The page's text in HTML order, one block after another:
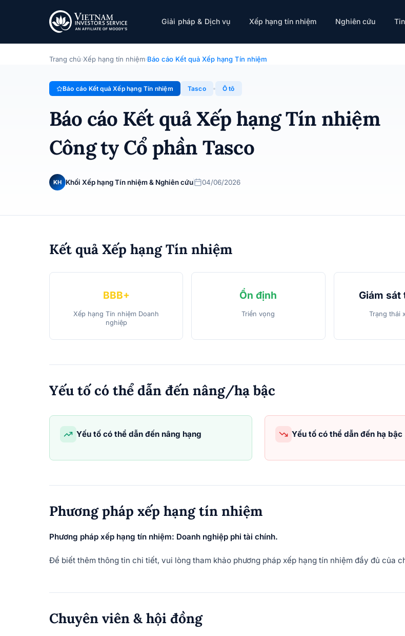
Giải pháp & Dịch vụ Xếp hạng tín nhiệm Nghiên cứu
Tasco
Báo cáo Kết quả Xếp hạng Tín nhiệm · Công ty Cổ phần Tasco · 04/06/2026
Trang chủ›Xếp hạng tín nhiệm›Báo cáo Kết quả Xếp hạng Tín nhiệm
Báo cáo Kết quả Xếp hạng Tín nhiệm Tasco Ô tô
Báo cáo Kết quả Xếp hạng Tín nhiệm
Công ty Cổ phần Tasco
KH Khối Xếp hạng Tín nhiệm & Nghiên cứu 04/06/2026
Kết quả Xếp hạng Tín nhiệm
BBB+
Xếp hạng Tín nhiệm Doanh
nghiệp
Ổn định
Triển vọng
Giám sát
Trạng thái
Yếu tố có thể dẫn đến nâng/hạ bậc
Yếu tố có thể dẫn đến nâng hạng Yếu tố có thể dẫn đến hạ bậc
Phương pháp xếp hạng tín nhiệm
Phương pháp xếp hạng tín nhiệm: Doanh nghiệp phi tài chính.
Để biết thêm thông tin chi tiết, vui lòng tham khảo phương pháp xếp hạng tín nhiệm đầy đủ của
Chuyên viên & hội đồng